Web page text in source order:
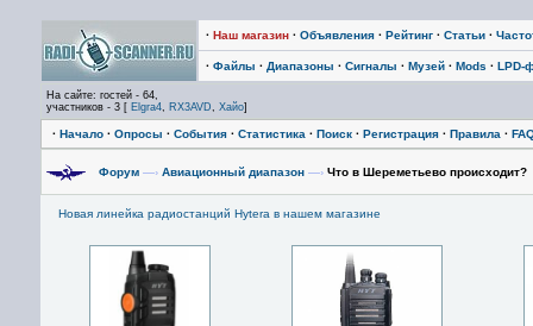
· Наш магазин · Объявления · Рейтинг · Статьи ·
· Файлы · Диапазоны · Сигналы · Музей · Mods · LPD-
На сайте: гостей - 64,
участников - 3 [ Elgra4, RX3AVD, Хайо]
· Начало · Опросы · События · Статистика · Поиск · Регистрация · Правила ·
Форум —› Авиационный диапазон —› Что в Шереметьево происходит?
Новая линейка радиостанций Hytera в нашем магазине